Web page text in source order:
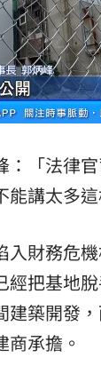
：「法律
講太多這
入財務危
經把基地
建築開發
承擔。